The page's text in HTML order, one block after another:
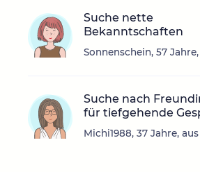
Suche nette
Bekanntschaften
Sonnenschein, 57
Suche nach
für tiefgehende
Michi1988, 37 Jahre,